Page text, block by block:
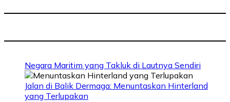
Negara Maritim yang Takluk di Lautnya Sendiri
Jalan di Balik Dermaga: Menuntaskan Hinterland
yang Terlupakan